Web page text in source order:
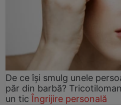
De ce își smulg unele
păr din barbă?
un tic Îngrijire personală